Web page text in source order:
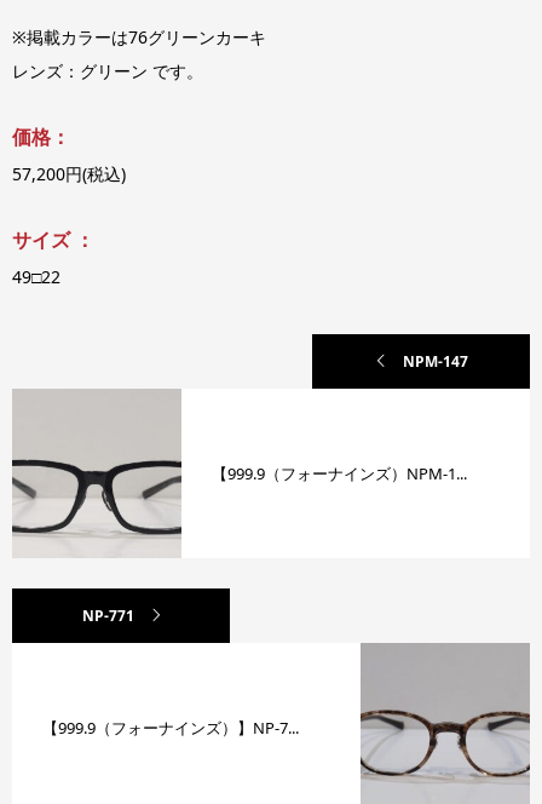
※掲載カラーは76グリーンカーキ
レンズ：グリーン です。
価格：
57,200円(税込)
サイズ ：
49□22
NPM-147
【999.9（フォーナインズ）NPM-1...
NP-771
【999.9（フォーナインズ）】NP-7...